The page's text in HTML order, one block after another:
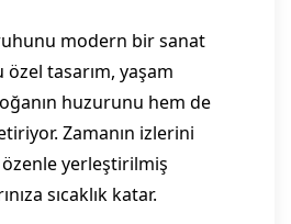
modern bir sanat
tasarım, yaşam
huzurunu hem de
Zamanın izlerini
yerleştirilmiş
sıcaklık katar.